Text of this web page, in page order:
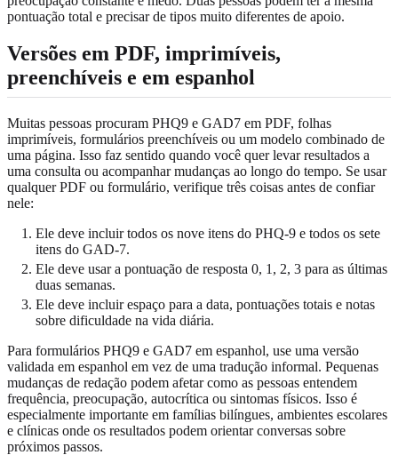
pontuação total e precisar de tipos muito diferentes de apoio.
Versões em PDF, imprimíveis,
preenchíveis e em espanhol
Muitas pessoas procuram PHQ9 e GAD7 em PDF, folhas
imprimíveis, formulários preenchíveis ou um modelo combinado de
uma página. Isso faz sentido quando você quer levar resultados a
uma consulta ou acompanhar mudanças ao longo do tempo. Se usar
qualquer PDF ou formulário, verifique três coisas antes de confiar
nele:
Ele deve incluir todos os nove itens do PHQ-9 e todos os sete
itens do GAD-7.
Ele deve usar a pontuação de resposta 0, 1, 2, 3 para as últimas
duas semanas.
Ele deve incluir espaço para a data, pontuações totais e notas
sobre dificuldade na vida diária.
Para formulários PHQ9 e GAD7 em espanhol, use uma versão
validada em espanhol em vez de uma tradução informal. Pequenas
mudanças de redação podem afetar como as pessoas entendem
frequência, preocupação, autocrítica ou sintomas físicos. Isso é
especialmente importante em famílias bilíngues, ambientes escolares
e clínicas onde os resultados podem orientar conversas sobre
próximos passos.